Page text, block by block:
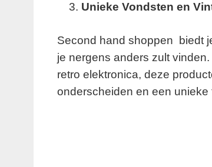
Unieke Vondsten en
Second hand shoppen biedt
je nergens anders zult
retro elektronica, deze
onderscheiden en een